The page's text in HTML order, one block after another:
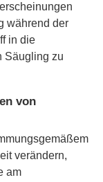
während der
in die
Säugling zu
von
verändern,
am